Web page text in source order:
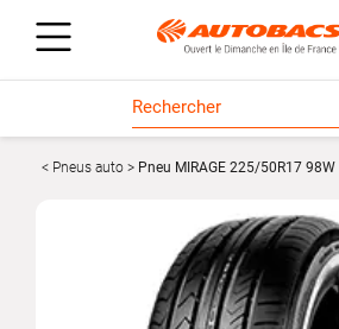
Pneus auto Pneu MIRAGE 225/50R17 98W